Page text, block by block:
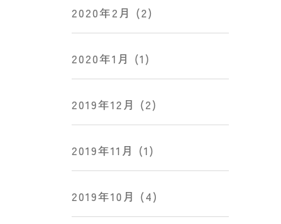
2020年2月 (2)
2020年1月 (1)
2019年12月 (2)
2019年11月 (1)
2019年10月 (4)